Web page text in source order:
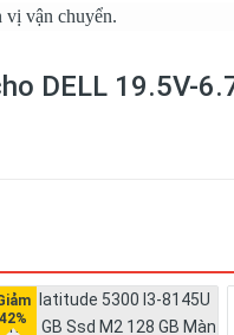
vận chuyển.
DELL 19.5V-